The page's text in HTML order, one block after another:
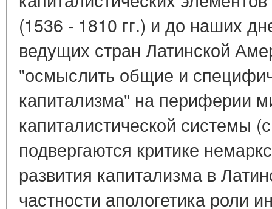
(1536 - 1810 гг.) и до наших
ведущих стран Латинской
"осмыслить общие и
капитализма" на периферии
капиталистической системы
подвергаются критике
развития капитализма в
частности апологетика роли